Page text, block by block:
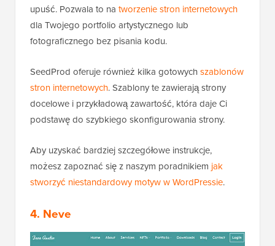
upuść. Pozwala to na tworzenie stron internetowych
dla Twojego portfolio artystycznego lub
fotograficznego bez pisania kodu.
SeedProd oferuje również kilka gotowychszablonów
stron internetowych. Szablony te zawierają strony
docelowe i przykładową zawartość, która daje Ci
podstawę do szybkiego skonfigurowania strony.
Aby uzyskać bardziej szczegółowe instrukcje,
możesz zapoznać się z naszym poradnikiem jak
stworzyć niestandardowy motyw w WordPressie.
4. Neve